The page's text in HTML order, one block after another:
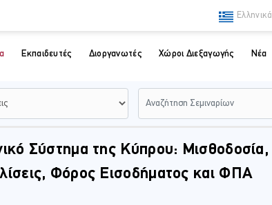
Ελληνικά
Εκπαιδευτές Διοργανωτές Χώροι Διεξαγωγής Νέα
Σύστημα της Κύπρου: Μισθοδοσία,
Φόρος Εισοδήματος και ΦΠΑ